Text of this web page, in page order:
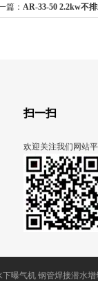
篇： AR-33-50 2.2kw不
扫一扫
欢迎关注我们网站
曝气机 钢管焊接潜水